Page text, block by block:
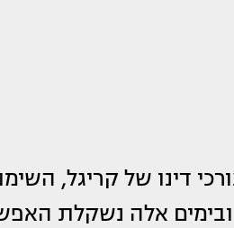
דינו של קריגל,
ובימים אלה נשקלת